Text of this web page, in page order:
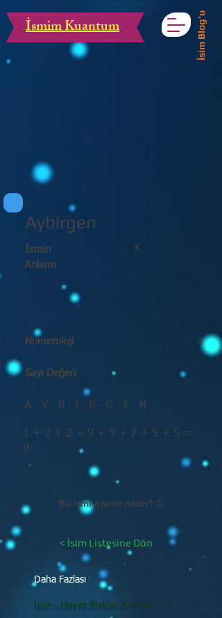
İsmim Kuantum İsim Blog'u
Aybirgen
K
İsmin
Anlamı
Numeroloji
Sayı Değeri
9
A - Y - B - I - R - G - E - N
1 + 7 + 2 + 9 + 9 + 7 + 5 + 5 =
9
Bu ismi önerir misin? 😊
< İsim Listesine Dön
Daha Fazlası
İsim - Hayat İlişkisi Analizi >